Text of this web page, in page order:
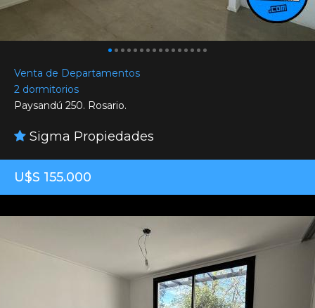
Venta de Departamentos
2 dormitorios
Paysandú 250. Rosario.
Sigma Propiedades
U$S 155.000